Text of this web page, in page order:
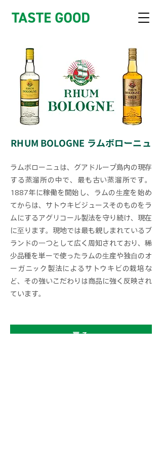
RHUM BOLOGNE ラムボローニュ
ラムボローニュは、グアドループ島内の現存
する蒸溜所の中で、最も古い蒸溜所です。
1887年に稼働を開始し、ラムの生産を始め
てからは、サトウキビジュースそのものをラ
ムにするアグリコール製法を守り続け、現在
に至ります。現地では最も親しまれているブ
ランドの一つとして広く周知されており、稀
少品種を単ーで使ったラムの生産や独自のオ
ーガニック製法によるサトウキビの栽培な
ど、その強いこだわりは商品に強く反映され
ています。
戻る